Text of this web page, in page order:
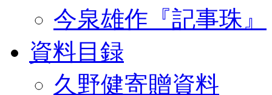
今泉雄作『記事珠』
資料目録
久野健寄贈資料